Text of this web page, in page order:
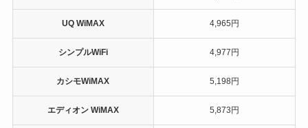
UQ WiMAX 4,965円
シンプルWiFi 4,977円
カシモWiMAX 5,198円
エディオン WiMAX 5,873円